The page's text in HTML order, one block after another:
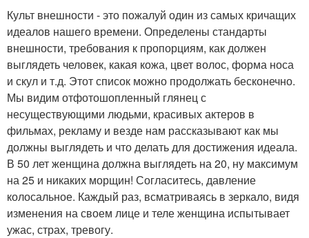
Культ внешности - это пожалуй один из самых кричащих
идеалов нашего времени. Определены стандарты
внешности, требования к пропорциям, как должен
выглядеть человек, какая кожа, цвет волос, форма носа
и скул и т.д. Этот список можно продолжать бесконечно.
Мы видим отфотошопленный глянец с
несуществующими людьми, красивых актеров в
фильмах, рекламу и везде нам рассказывают как мы
должны выглядеть и что делать для достижения идеала.
В 50 лет женщина должна выглядеть на 20, ну максимум
на 25 и никаких морщин! Согласитесь, давление
колосальное. Каждый раз, всматриваясь в зеркало, видя
изменения на своем лице и теле женщина испытывает
ужас, страх, тревогу.